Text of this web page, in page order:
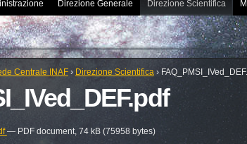
Direzione Generale Direzione Scientifica
Centrale INAF › Direzione Scientifica ›
— PDF document, 74 kB (75958 bytes)